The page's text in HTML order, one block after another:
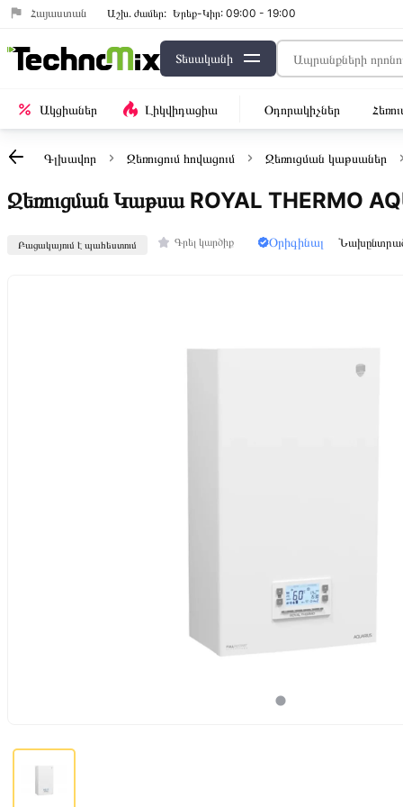
Հայաստան Աշխ․ ժամեր: Երեք-Կիր: 09:00 - 19:00
Տեսականի
Ակցիաներ Լիկվիդացիա Օդորակիչներ
Գլխավոր Ջեռուցում հովացում Ջեռուցման կաթսաներ
Ջեռուցման Կաթսա ROYAL THERMO
Բացակայում է պահեստում Գրել կարծիք Օրիգինալ